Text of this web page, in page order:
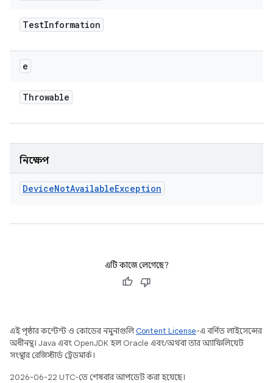
TestInformation
e
Throwable
নিক্ষেপ
DeviceNotAvailableException
এটি কাজে লেগেছে?
এই পৃষ্ঠার কন্টেন্ট ও কোডের নমুনাগুলিContent License-এ বর্ণিত লাইসেন্সের
অধীনস্থ। Java এবং OpenJDK হল Oracle এবং/অথবা তার অ্যাফিলিয়েট
সংস্থার রেজিস্টার্ড ট্রেডমার্ক।
2026-06-22 UTC-তে শেষবার আপডেট করা হয়েছে।